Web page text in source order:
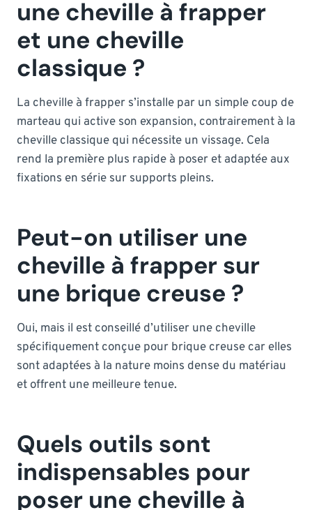
une cheville à frapper
et une cheville
classique ?
La cheville à frapper s’installe par un simple coup de
marteau qui active son expansion, contrairement à la
cheville classique qui nécessite un vissage. Cela
rend la première plus rapide à poser et adaptée aux
fixations en série sur supports pleins.
Peut-on utiliser une
cheville à frapper sur
une brique creuse ?
Oui, mais il est conseillé d’utiliser une cheville
spécifiquement conçue pour brique creuse car elles
sont adaptées à la nature moins dense du matériau
et offrent une meilleure tenue.
Quels outils sont
indispensables pour
poser une cheville à